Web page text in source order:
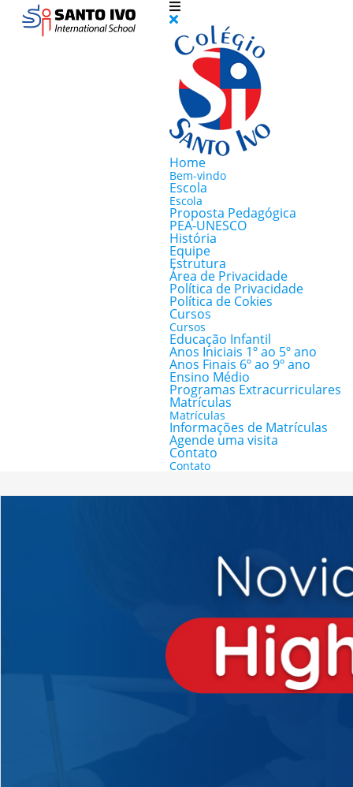
Home
Bem-vindo
Escola
Escola
Proposta Pedagógica
PEA-UNESCO
História
Equipe
Estrutura
Área de Privacidade
Política de Privacidade
Política de Cokies
Cursos
Cursos
Educação Infantil
Anos Iniciais 1º ao 5º ano
Anos Finais 6º ao 9º ano
Ensino Médio
Programas Extracurriculares
Matrículas
Matrículas
Informações de Matrículas
Agende uma visita
Contato
Contato